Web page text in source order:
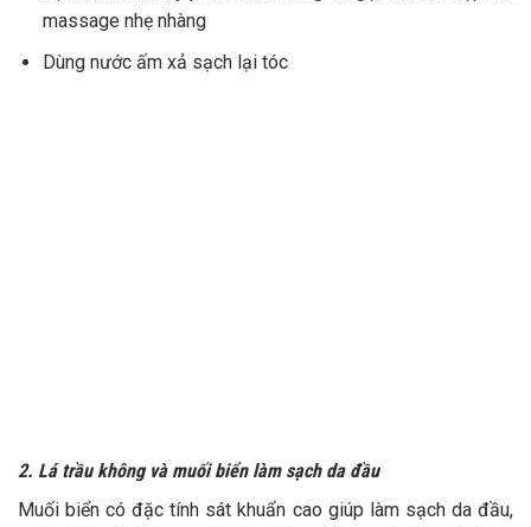
massage nhẹ nhàng
Dùng nước ấm xả sạch lại tóc
2. Lá trầu không và muối biển làm sạch da đầu
Muối biển có đặc tính sát khuẩn cao giúp làm sạch da đầu,